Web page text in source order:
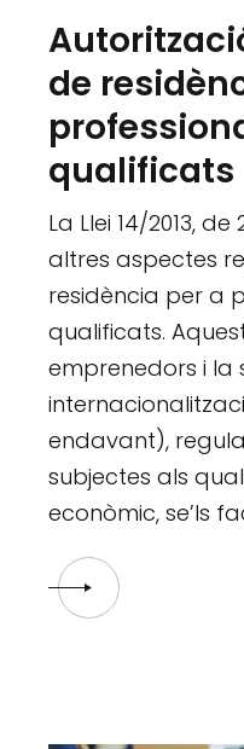
de
qualificats
La Llei 14/2013,
altres aspectes
residència per a
qualificats.
emprenedors i la
endavant),
subjectes als
econòmic, se’ls